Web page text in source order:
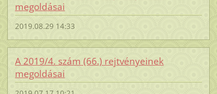
megoldásai
2019.08.29 14:33
A 2019/4. szám (66.) rejtvényeinek
megoldásai